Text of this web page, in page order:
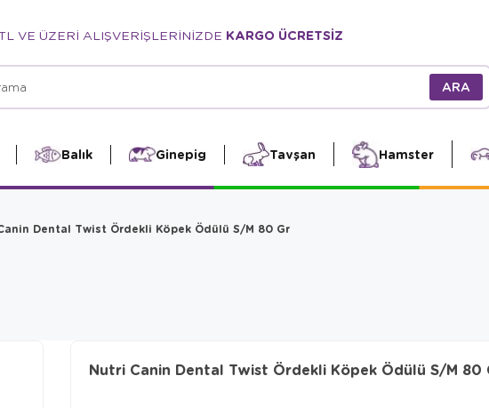
VE ÜZERİ ALIŞVERİŞLERİNİZDE KARGO ÜCRETSİZ
Balık Ginepig Tavşan Hamster
Dental Twist Ördekli Köpek Ödülü S/M 80 Gr
Nutri Canin Dental Twist Ördekli Köpek Ödülü S/M 80